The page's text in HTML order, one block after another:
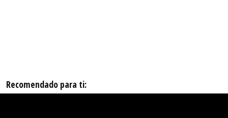
Recomendado para ti: